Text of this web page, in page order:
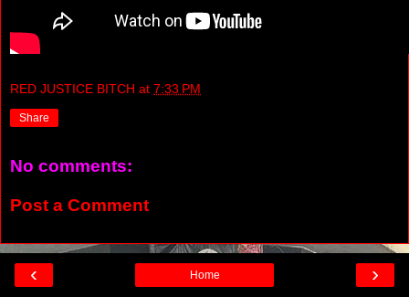
RED JUSTICE BITCH at 7:33 PM
Share
No comments:
Post a Comment
‹ ›
Home